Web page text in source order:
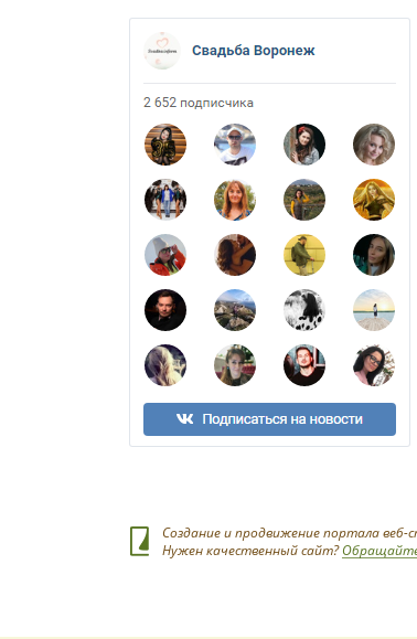
Создание и продвижение портала веб-
Нужен качественный сайт?